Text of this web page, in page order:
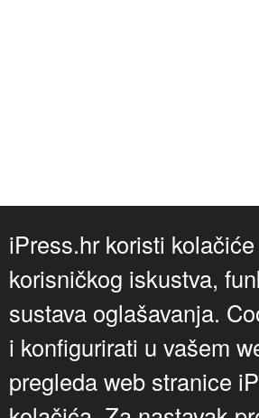
iPress.hr koristi
korisničkog iskustva,
sustava oglašavanja.
i konfigurirati u vašem
pregleda web stranice